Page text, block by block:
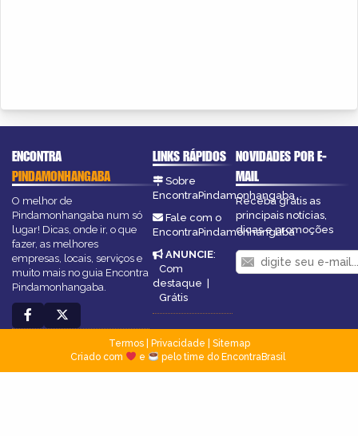
ENCONTRA
PINDAMONHANGABA
O melhor de
Pindamonhangaba num só
lugar! Dicas, onde ir, o que
fazer, as melhores
empresas, locais, serviços e
muito mais no guia Encontra
Pindamonhangaba.
LINKS RÁPIDOS
Sobre
EncontraPindamonhangaba
Fale com o
EncontraPindamonhangaba
ANUNCIE:
Com
destaque
Grátis
NOVIDADES POR E-
MAIL
Receba grátis as
principais notícias,
dicas e promoções
Termos| Privacidade
Sitemap
Criado com
e pelo time do EncontraBrasil